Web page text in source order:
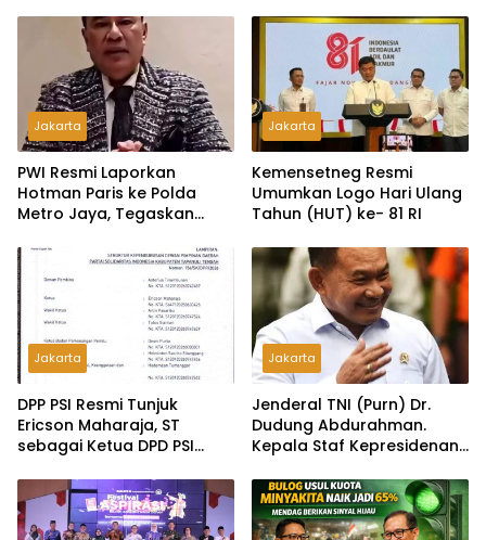
Jakarta
PWI Resmi Laporkan
Hotman Paris ke Polda
Metro Jaya, Tegaskan
Martabat Wartawan
Jakarta
Kemensetneg Resmi
Umumkan Logo Hari Ulang
Tahun (HUT) ke- 81 RI
Jakarta
DPP PSI Resmi Tunjuk
Ericson Maharaja, ST
sebagai Ketua DPD PSI
Jakarta
Jenderal TNI (Purn) Dr.
Dudung Abdurahman.
Kepala Staf Kepresidenan
MBG: Tak Sesuai Aturan di
Lapangan, Akan Dibabat